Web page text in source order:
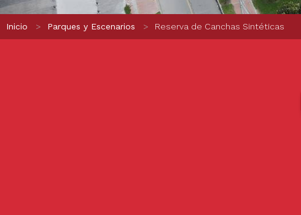
Ruta de navegación
Inicio Parques y Escenarios Reserva de Canchas Sintéticas